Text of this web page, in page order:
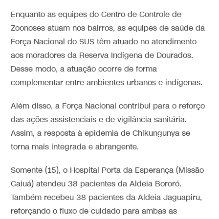
Enquanto as equipes do Centro de Controle de
Zoonoses atuam nos bairros, as equipes de saúde da
Força Nacional do SUS têm atuado no atendimento
aos moradores da Reserva Indígena de Dourados.
Desse modo, a atuação ocorre de forma
complementar entre ambientes urbanos e indígenas.
Além disso, a Força Nacional contribui para o reforço
das ações assistenciais e de vigilância sanitária.
Assim, a resposta à epidemia de Chikungunya se
torna mais integrada e abrangente.
Somente (15), o Hospital Porta da Esperança (Missão
Caiuá) atendeu 38 pacientes da Aldeia Bororó.
Também recebeu 38 pacientes da Aldeia Jaguapiru,
reforçando o fluxo de cuidado para ambas as